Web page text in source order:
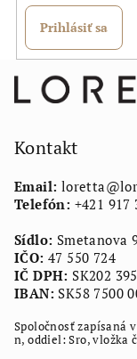
Prihlásiť sa
Kontakt
Email: loretta@
Telefón: +421 917
Sídlo: Smetanova
IČO: 47 550 724
IČ DPH: SK202
IBAN: SK58 7500
Spoločnosť zapísaná
n, oddiel: Sro, vložka